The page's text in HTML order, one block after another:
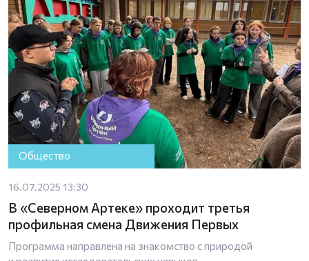
Общество
16.07.2025 13:30
В «Северном Артеке» проходит третья
профильная смена Движения Первых
Программа направлена на знакомство с природой